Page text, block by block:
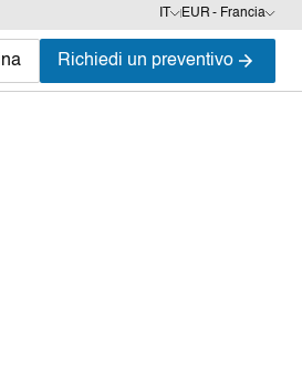
EUR - Francia
Richiedi un preventivo